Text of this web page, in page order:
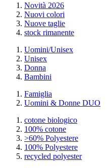
Novità 2026
Nuovi colori
Nuove taglie
stock rimanente
Uomini/Unisex
Unisex
Donna
Bambini
Famiglia
Uomini & Donne DUO
cotone biologico
100% cotone
>60% Polyestere
100% Polyestere
recycled polyester